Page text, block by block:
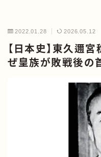
2022.01.28 2026.05.12
【日本史】東久邇
ぜ皇族が敗戦後の